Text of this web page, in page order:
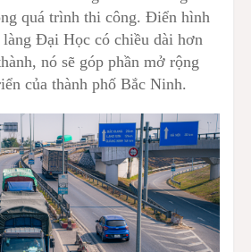
quá trình thi công. Điển hình
Đại Học có chiều dài hơn
nó sẽ góp phần mở rộng
của thành phố Bắc Ninh.